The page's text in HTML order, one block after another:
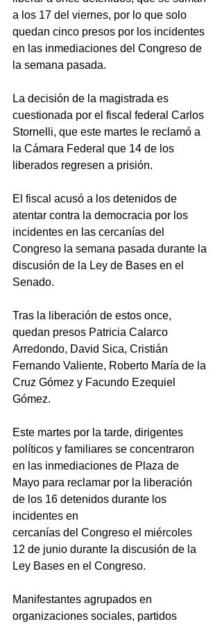
a los 17 del viernes, por lo que solo
quedan cinco presos por los incidentes
en las inmediaciones del Congreso de
la semana pasada.
La decisión de la magistrada es
cuestionada por el fiscal federal Carlos
Stornelli, que este martes le reclamó a
la Cámara Federal que 14 de los
liberados regresen a prisión.
El fiscal acusó a los detenidos de
atentar contra la democracia por los
incidentes en las cercanías del
Congreso la semana pasada durante la
discusión de la Ley de Bases en el
Senado.
Tras la liberación de estos once,
quedan presos Patricia Calarco
Arredondo, David Sica, Cristián
Fernando Valiente, Roberto María de la
Cruz Gómez y Facundo Ezequiel
Gómez.
Este martes por la tarde, dirigentes
políticos y familiares se concentraron
en las inmediaciones de Plaza de
Mayo para reclamar por la liberación
de los 16 detenidos durante los
incidentes en
cercanías del Congreso el miércoles
12 de junio durante la discusión de la
Ley Bases en el Congreso.
Manifestantes agrupados en
organizaciones sociales, partidos